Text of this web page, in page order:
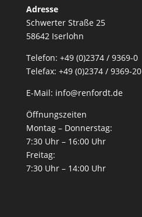
Adresse
Schwerter Straße 25
58642 Iserlohn
Telefon: +49 (0)2374 / 9369-0
Telefax: +49 (0)2374 / 9369-20
E-Mail: info@renfordt.de
Öffnungszeiten
Montag – Donnerstag:
7:30 Uhr – 16:00 Uhr
Freitag:
7:30 Uhr – 14:00 Uhr